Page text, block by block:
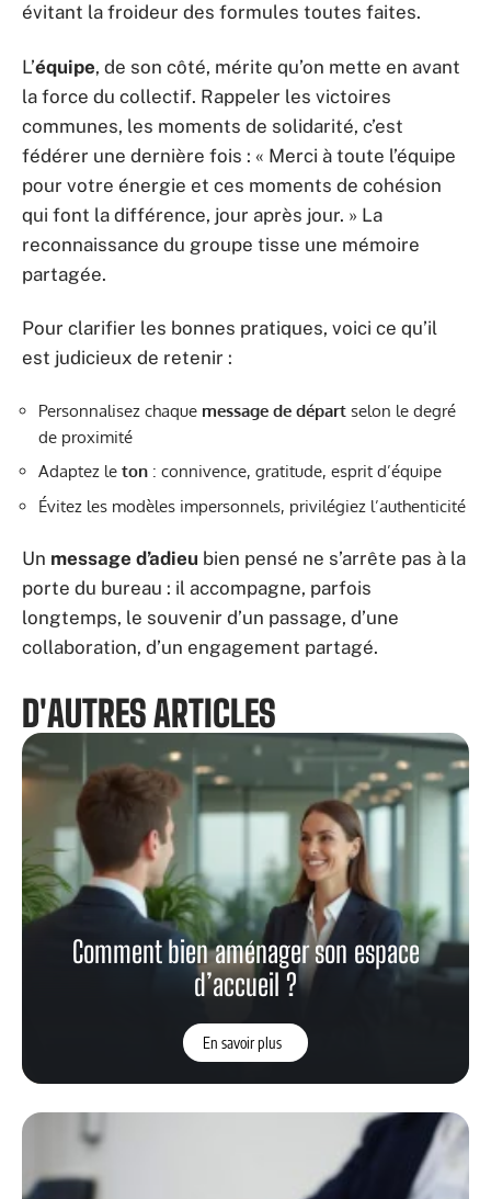
évitant la froideur des formules toutes faites.
L’équipe, de son côté, mérite qu’on mette en avant
la force du collectif. Rappeler les victoires
communes, les moments de solidarité, c’est
fédérer une dernière fois : « Merci à toute l’équipe
pour votre énergie et ces moments de cohésion
qui font la différence, jour après jour. » La
reconnaissance du groupe tisse une mémoire
partagée.
Pour clarifier les bonnes pratiques, voici ce qu’il
est judicieux de retenir :
Personnalisez chaque message de départ selon le degré
de proximité
Adaptez le ton : connivence, gratitude, esprit d’équipe
Évitez les modèles impersonnels, privilégiez l’authenticité
Un message d’adieu bien pensé ne s’arrête pas à la
porte du bureau : il accompagne, parfois
longtemps, le souvenir d’un passage, d’une
collaboration, d’un engagement partagé.
D'AUTRES ARTICLES
Comment bien aménager son espace
d’accueil ?
En savoir plus